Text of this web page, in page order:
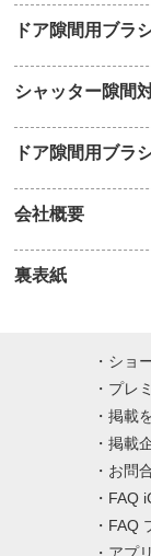
ドア隙間用ブラ
シャッター隙間
ドア隙間用ブラ
会社概要
裏表紙
ショ
プレ
掲載
掲載
お問
FAQ
FAQ